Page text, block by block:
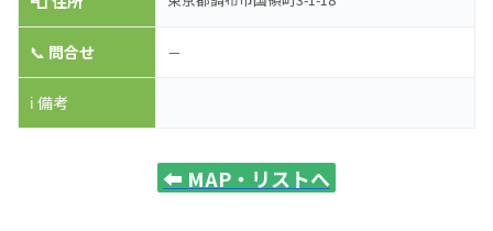
📞 問合せ －
ℹ️ 備考
⬅️ MAP・リストへ